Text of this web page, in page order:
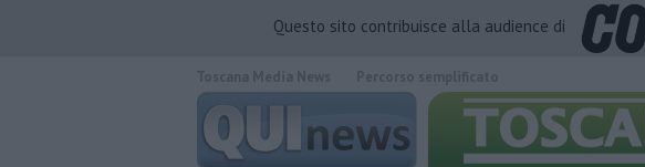
Questo sito contribuisce alla audience di
quotidiano online.